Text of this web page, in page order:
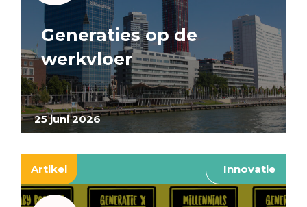
25 juni 2026
Generaties op de
werkvloer
Artikel Innovatie